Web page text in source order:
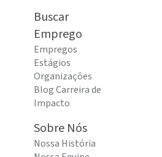
Buscar
Emprego
Empregos
Estágios
Organizações
Blog Carreira de
Impacto
Sobre Nós
Nossa História